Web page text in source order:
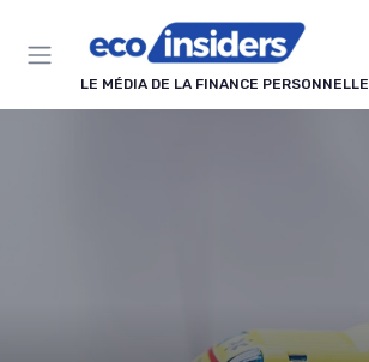
LE MÉDIA DE LA FINANCE PERSONNELLE